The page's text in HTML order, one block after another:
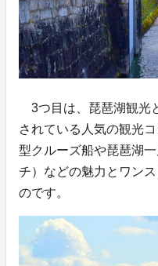
3つ目は、琵琶湖観光
されている人気の観光
型クルーズ船や琵琶湖
チ）などの魅力とワン
のです。